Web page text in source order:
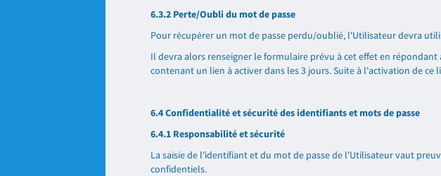
6.3.2 Perte/Oubli du mot de passe
Pour récupérer un mot de passe perdu/oublié, l'Utilisateur devra
Il devra alors renseigner le formulaire prévu à cet effet en
contenant un lien à activer dans les 3 jours. Suite à l'activation de
6.4 Confidentialité et sécurité des identifiants et mots de passe
6.4.1 Responsabilité et sécurité
La saisie de l'identifiant et du mot de passe de l'Utilisateur vaut
confidentiels.